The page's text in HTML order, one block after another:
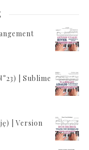
| Sublime
| Version